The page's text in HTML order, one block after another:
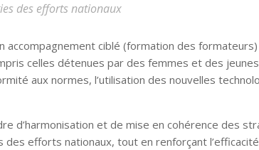
des efforts nationaux
accompagnement ciblé (formation des
celles détenues par des femmes et des
aux normes, l’utilisation des nouvelles
d’harmonisation et de mise en cohérence des
efforts nationaux, tout en renforçant